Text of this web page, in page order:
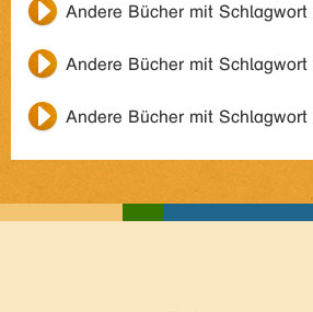
Andere Bücher mit Schlagwort
Andere Bücher mit Schlagwort
Andere Bücher mit Schlagwort